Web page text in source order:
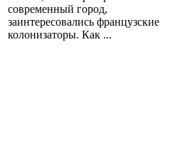
современный город,
заинтересовались французские
колонизаторы. Как ...